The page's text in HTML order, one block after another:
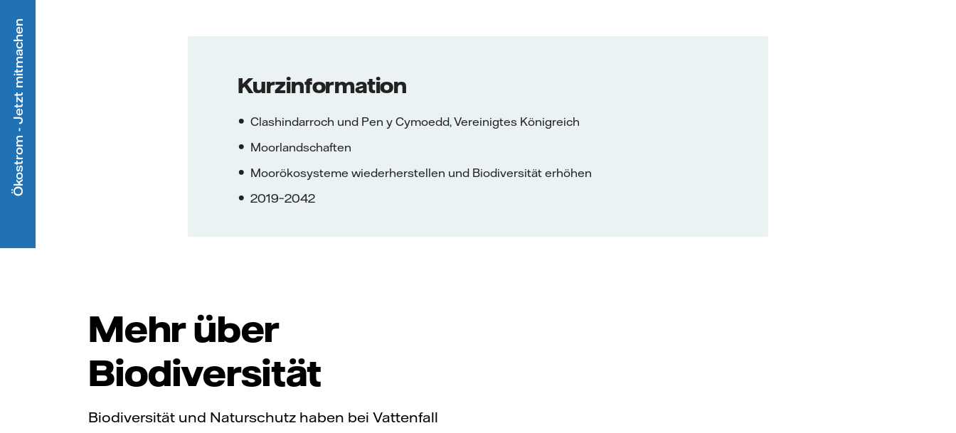
Kurzinformation
Clashindarroch und Pen y Cymoedd, Vereinigtes Königreich
Moorlandschaften
Moorökosysteme wiederherstellen und Biodiversität erhöhen
2019–2042
Mehr über
Biodiversität
Biodiversität und Naturschutz haben bei Vattenfall
Ökostrom - Jetzt mitmachen